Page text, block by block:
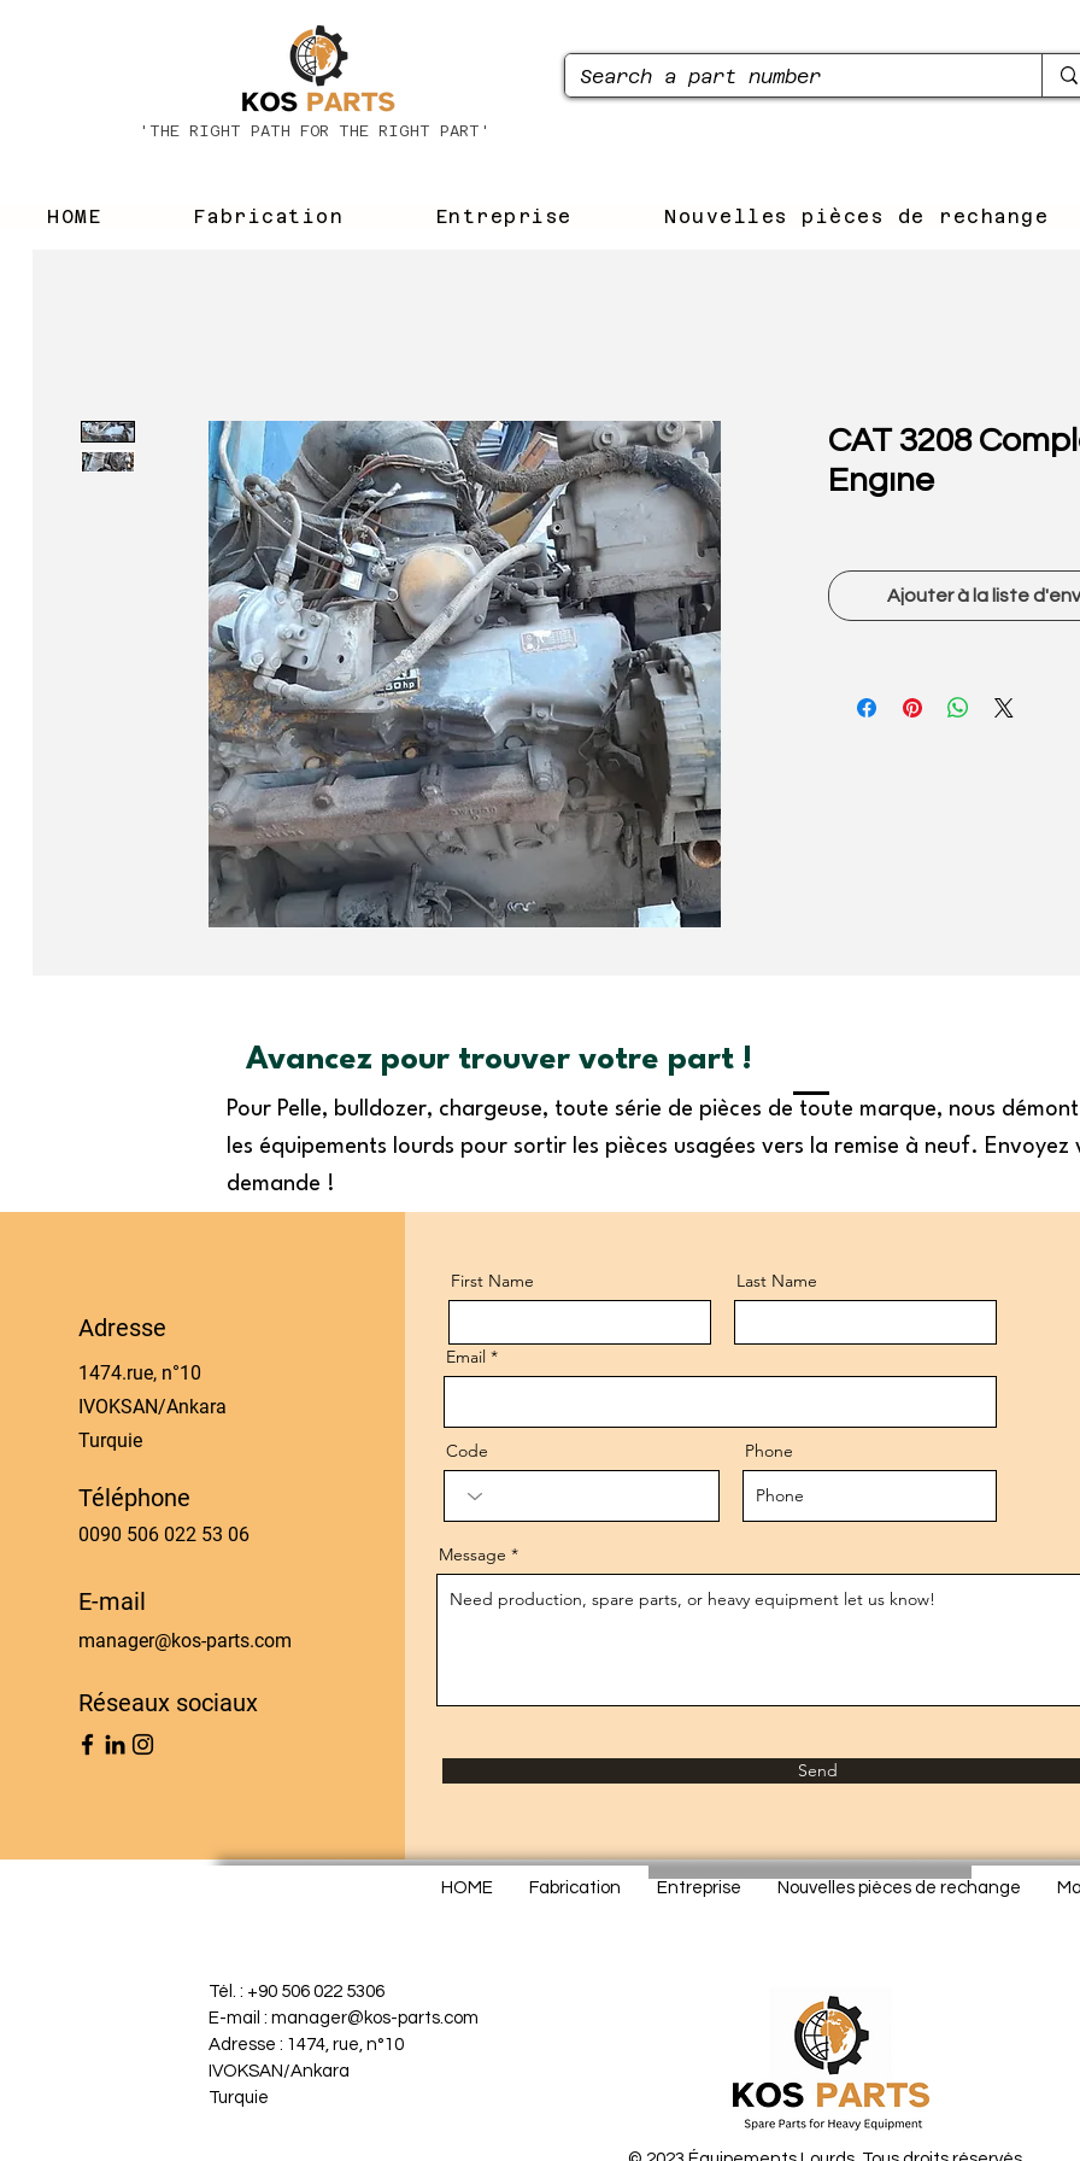
'THE RIGHT PATH FOR THE RIGHT PART'
HOME Fabrication Entreprise Nouvelles pièces de rechange
CAT 3208
Engıne
Ajouter à la liste
Avancez pour trouver votre part !
Pour Pelle, bulldozer, chargeuse, toute série de pièces de toute marque, nous
les équipements lourds pour sortir les pièces usagées vers la remise à neuf. Envoyez
demande !
Adresse
1474.rue, n°10
IVOKSAN/Ankara
Turquie
Téléphone
0090 506 022 53 06
E-mail
manager@kos-parts.com
Réseaux sociaux
First Name Last Name
Email
Code Phone
Message
Send
HOME Fabrication Entreprise Nouvelles pièces de rechange
Tél. : +90 506 022 5306
E-mail : manager@kos-parts.com
Adresse : 1474, rue, n°10
IVOKSAN/Ankara
Turquie